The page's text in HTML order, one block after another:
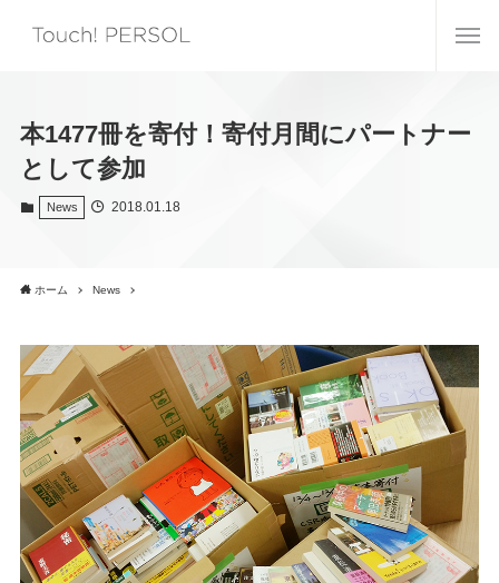
本1477冊を寄付！寄付月間にパートナー
として参加
News 2018.01.18
ホーム News